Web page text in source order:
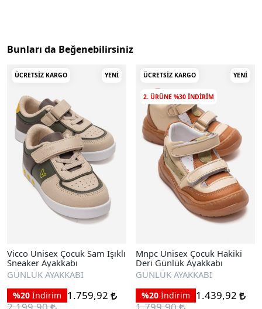
Bunları da Beğenebilirsiniz
ÜCRETSIZ KARGO YENI
Vicco Unisex Çocuk Sam Işıklı
Sneaker Ayakkabı
GÜNLÜK AYAKKABI
%20 İndirim
1.759,92
ÜCRETSIZ KARGO YENI
2. ÜRÜNE %30 INDIRIM
Mnpc Unisex Çocuk Hakiki
Deri Günlük Ayakkabı
GÜNLÜK AYAKKABI
%20 İndirim
1.439,92